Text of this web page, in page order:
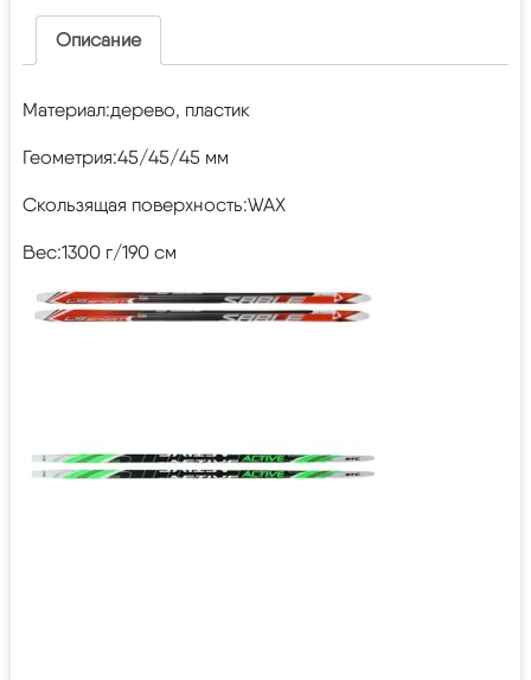
Описание
Материал:дерево, пластик
Геометрия:45/45/45 мм
Скользящая поверхность:WAX
Вес:1300 г/190 см